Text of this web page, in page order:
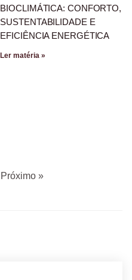
BIOCLIMÁTICA: CONFORTO,
SUSTENTABILIDADE E
EFICIÊNCIA ENERGÉTICA
Ler matéria »
Próximo »